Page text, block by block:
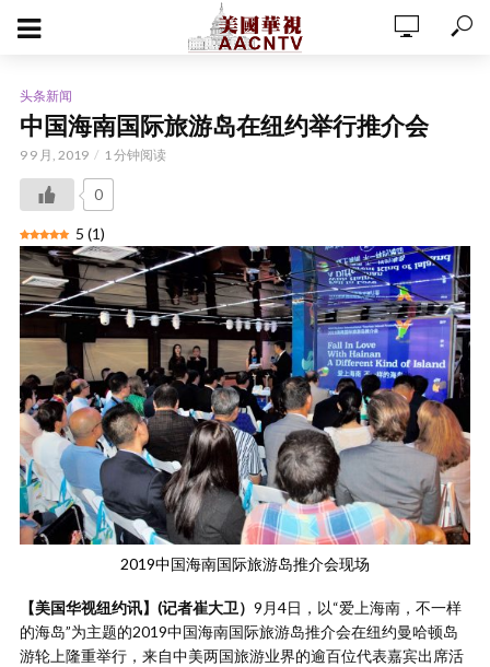
头条新闻
中国海南国际旅游岛在纽约举行推介会
9 9 月, 2019 1 分钟阅读
0
5 (1)
2019中国海南国际旅游岛推介会现场
【美国华视纽约讯】(记者崔大卫） 9月4日，以“爱上海南，不一样
的海岛”为主题的2019中国海南国际旅游岛推介会在纽约曼哈顿岛
游轮上隆重举行，来自中美两国旅游业界的逾百位代表嘉宾出席活